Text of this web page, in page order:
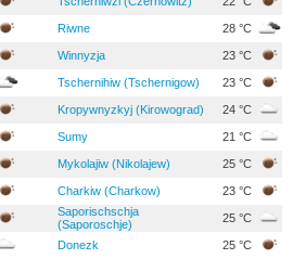
Riwne 28 °C
Winnyzja 23 °C
Tschernihiw (Tschernigow) 23 °C
Kropywnyzkyj (Kirowograd) 24 °C
Sumy 21 °C
Mykolajiw (Nikolajew) 25 °C
Charkiw (Charkow) 23 °C
Saporischschja
(Saporoschje)
25 °C
Donezk 25 °C